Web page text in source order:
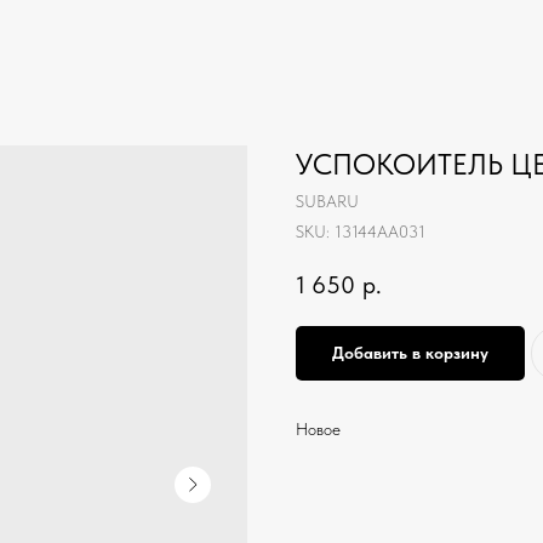
УСПОКОИТЕЛЬ
SUBARU
SKU: 13144AA031
1 650 р.
Добавить в корзину
Новое